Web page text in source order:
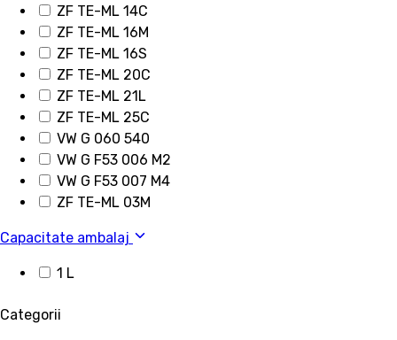
ZF TE-ML 14C
ZF TE-ML 16M
ZF TE-ML 16S
ZF TE-ML 20C
ZF TE-ML 21L
ZF TE-ML 25C
VW G 060 540
VW G F53 006 M2
VW G F53 007 M4
ZF TE-ML 03M
Capacitate ambalaj
1 L
Categorii